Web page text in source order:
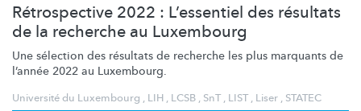
Rétrospective 2022 : L’essentiel des résultats
de la recherche au Luxembourg
Une sélection des résultats de recherche les plus marquants de
l’année 2022 au Luxembourg.
Université du Luxembourg , LIH , LCSB , SnT, LIST, Liser , STATEC